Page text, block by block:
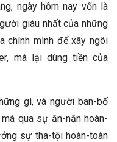
ngày hôm nay vốn là
giàu nhất của những
chính mình để xây ngôi
mà lại dùng tiền của
gì, và người ban-bố
qua sự ăn-năn hoàn-
sự tha-tội hoàn-toàn